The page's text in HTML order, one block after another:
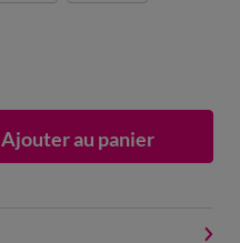
Ajouter au panier